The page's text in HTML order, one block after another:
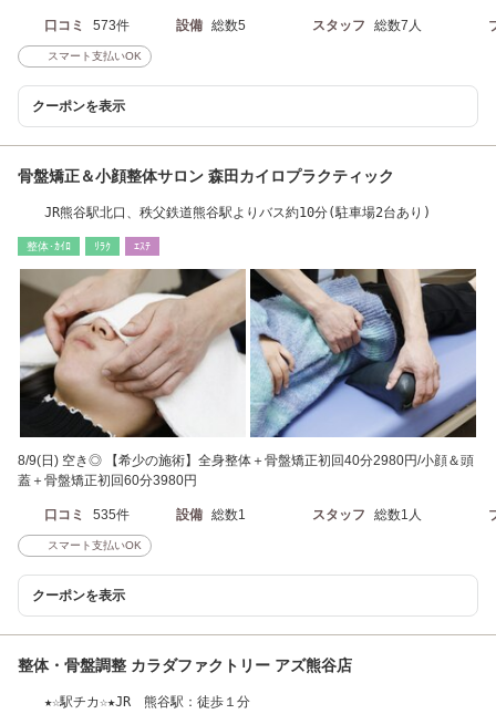
口コミ 573件 設備 総数5 スタッフ 総数7人
スマート支払いOK
クーポンを表示
骨盤矯正＆小顔整体サロン 森田カイロプラクティック
JR熊谷駅北口、秩父鉄道熊谷駅よりバス約10分(駐車場2台あり)
整体･ｶｲﾛ ﾘﾗｸ ｴｽﾃ
8/9(日) 空き◎ 【希少の施術】全身整体＋骨盤矯正初回40分2980円/小顔＆頭
蓋＋骨盤矯正初回60分3980円
口コミ 535件 設備 総数1 スタッフ 総数1人
スマート支払いOK
クーポンを表示
整体・骨盤調整 カラダファクトリー アズ熊谷店
★☆駅チカ☆★JR 熊谷駅：徒歩１分